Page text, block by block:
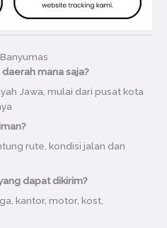
daerah mana saja?
Jawa, mulai dari pusat kota
rute, kondisi jalan dan
dapat dikirim?
kantor, motor, kost,